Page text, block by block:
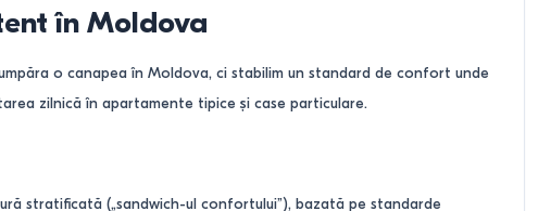
în Moldova
o canapea în Moldova, ci stabilim un standard de confort unde
zilnică în apartamente tipice și case particulare.
stratificată („sandwich-ul confortului”), bazată pe standarde